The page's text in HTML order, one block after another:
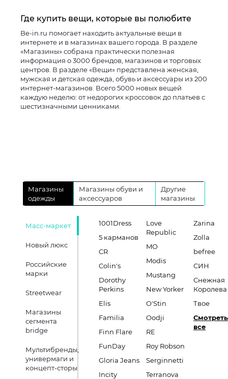
Где купить вещи, которые вы полюбите
Be-in.ru помогает находить актуальные вещи в
интернете и в магазинах вашего города. В разделе
«Магазины» собрана практически полезная
информация о 3000 брендов, магазинов и торговых
центров. В разделе «Вещи» представлена женская,
мужская и детская одежда, обувь и аксессуары из 200
интернет-магазинов. Всего 5000 новых вещей
каждую неделю: от недорогих кроссовок до платьев с
шестизначными ценниками.
Магазины
одежды
Магазины обуви и
аксессуаров
Другие
магазины
Масс-маркет
Новый люкс
Российские
марки
Streetwear
Магазины
сегмента
bridge
Мультибренды,
универмаги и
концепт-сторы
1001Dress
5 карманов
CR
Colin's
Dorothy
Perkins
Elis
Familia
Finn Flare
FunDay
Gloria Jeans
Incity
Love
Republic
MO
Modis
Mustang
New Yorker
O'Stin
Oodji
RE
Roy Robson
Serginnetti
Terranova
Zarina
Zolla
befree
СИН
Снежная
Королева
Твое
Смотреть
все